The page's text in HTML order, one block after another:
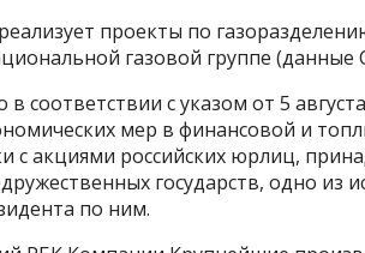
проекты по
газовой группе (данные
соответствии с указом от 5
мер в финансовой и
с акциями российских юрлиц,
государств, одно из
по ним.